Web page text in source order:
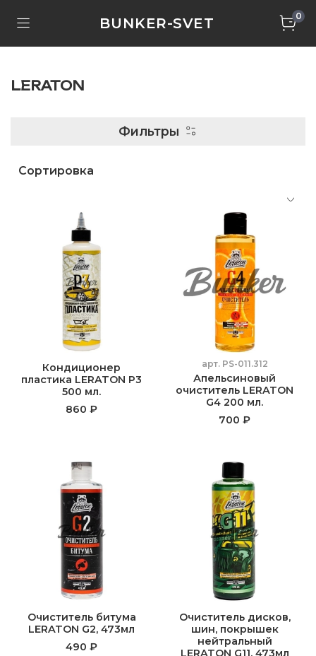
BUNKER-SVET 0
LERATON
Фильтры
Кондиционер
пластика LERATON P3
500 мл.
860 ₽
арт. PS-011.312
Апельсиновый
очиститель LERATON
G4 200 мл.
700 ₽
Очиститель битума
LERATON G2, 473мл
490 ₽
Очиститель дисков,
шин, покрышек
нейтральный
LERATON G11, 473мл